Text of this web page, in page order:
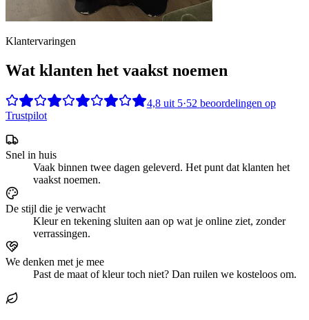
Klantervaringen
Wat klanten het vaakst noemen
4,8 uit5·52 beoordelingen op
Trustpilot
Snel in huis
Vaak binnen twee dagen geleverd. Het punt dat klanten het
vaakst noemen.
De stijl die je verwacht
Kleur en tekening sluiten aan op wat je online ziet, zonder
verrassingen.
We denken met je mee
Past de maat of kleur toch niet? Dan ruilen we kosteloos om.